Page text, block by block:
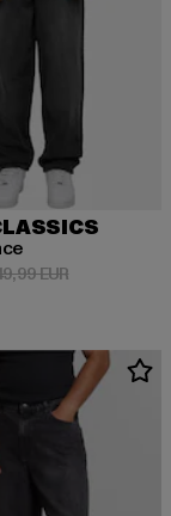
38,99 EUR
EURAktionspreis: